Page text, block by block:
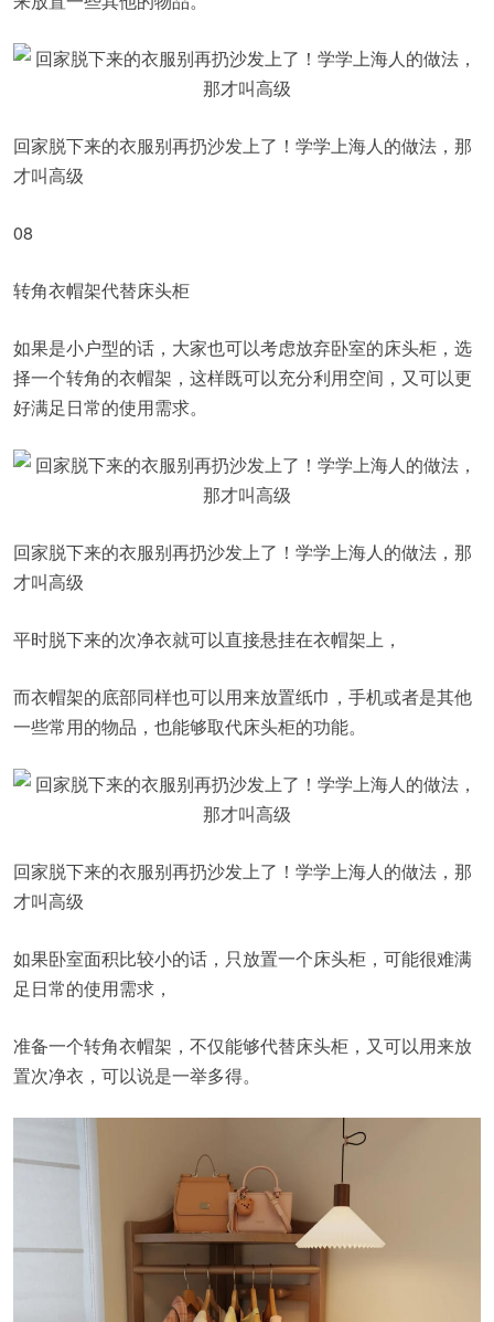
回家脱下来的衣服别再扔沙发上了！学学上海人的做法，那
才叫高级
08
转角衣帽架代替床头柜
如果是小户型的话，大家也可以考虑放弃卧室的床头柜，选
择一个转角的衣帽架，这样既可以充分利用空间，又可以更
好满足日常的使用需求。
回家脱下来的衣服别再扔沙发上了！学学上海人的做法，那
才叫高级
平时脱下来的次净衣就可以直接悬挂在衣帽架上，
而衣帽架的底部同样也可以用来放置纸巾，手机或者是其他
一些常用的物品，也能够取代床头柜的功能。
回家脱下来的衣服别再扔沙发上了！学学上海人的做法，那
才叫高级
如果卧室面积比较小的话，只放置一个床头柜，可能很难满
足日常的使用需求，
准备一个转角衣帽架，不仅能够代替床头柜，又可以用来放
置次净衣，可以说是一举多得。